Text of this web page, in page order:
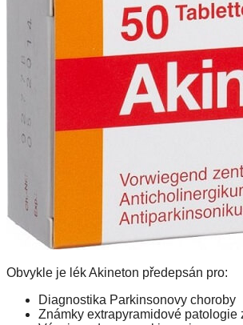
Obvykle je lék Akineton předepsán pro:
Diagnostika Parkinsonovy choroby
Známky extrapyramidové